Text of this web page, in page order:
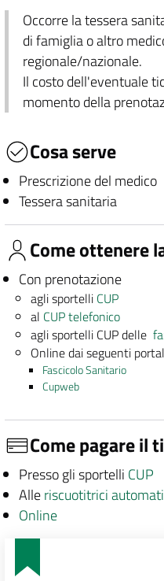
Occorre la tessera
di famiglia o altro
regionale/nazionale.
Il costo dell'eventuale
momento della
Cosa serve
Prescrizione del medico
Tessera sanitaria
Come ottenere
Con prenotazione
agli sportelli CUP
al CUP telefonico
agli sportelli CUP delle
Online dai seguenti
Fascicolo Sanitario
Cupweb
Come pagare il
Presso gli sportelli CUP
Alleriscuotitrici
Online